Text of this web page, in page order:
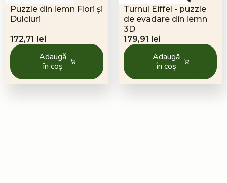
Puzzle din lemn Flori și
Dulciuri
172,71 lei
Adaugă
în coș
Turnul Eiffel - puzzle
de evadare din lemn
3D
179,91 lei
Adaugă
în coș